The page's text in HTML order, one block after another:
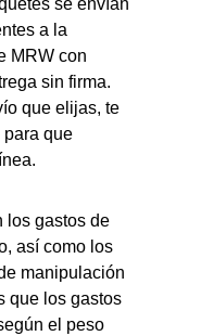
se envían
a la
MRW con
sin firma.
que elijas, te
para que
los gastos de
así como los
manipulación
que los gastos
el peso